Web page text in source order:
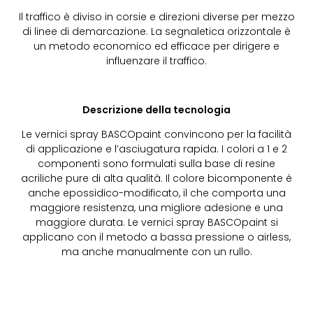
Il traffico è diviso in corsie e direzioni diverse per mezzo
di linee di demarcazione. La segnaletica orizzontale è
un metodo economico ed efficace per dirigere e
influenzare il traffico.
Descrizione della tecnologia
Le vernici spray BASCOpaint convincono per la facilità
di applicazione e l’asciugatura rapida. I colori a 1 e 2
componenti sono formulati sulla base di resine
acriliche pure di alta qualità. Il colore bicomponente è
anche epossidico-modificato, il che comporta una
maggiore resistenza, una migliore adesione e una
maggiore durata. Le vernici spray BASCOpaint si
applicano con il metodo a bassa pressione o airless,
ma anche manualmente con un rullo.